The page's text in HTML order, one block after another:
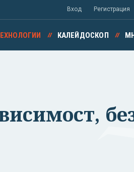
Вход Регистрация
КАЛЕЙДОСКОП